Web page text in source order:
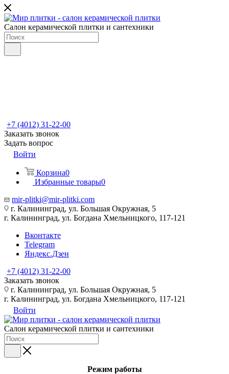
Салон керамической плитки и сантехники
+7 (4012) 31-22-00
Заказать звонок
Задать вопрос
Войти
Корзина0
Избранные товары0
mir-plitki@mir-plitki.com
г. Калининград, ул. Большая Окружная, 5
г. Калининград, ул. Богдана Хмельницкого, 117-121
Вконтакте
Telegram
Яндекс.Дзен
+7 (4012) 31-22-00
Заказать звонок
г. Калининград, ул. Большая Окружная, 5
г. Калининград, ул. Богдана Хмельницкого, 117-121
Войти
Салон керамической плитки и сантехники
Режим работы